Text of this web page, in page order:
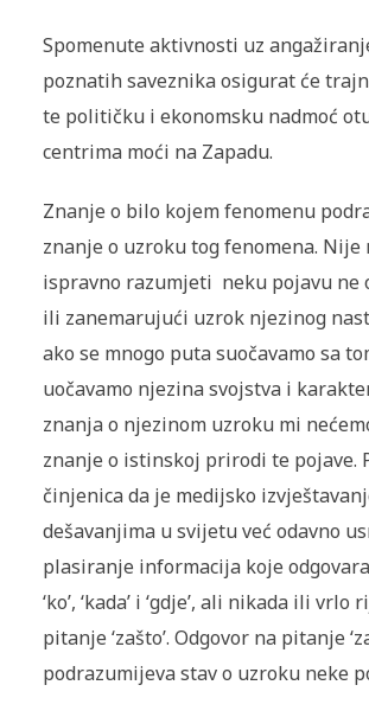
Spomenute aktivnosti uz
poznatih saveznika osigurat će
te političku i ekonomsku nadmoć
centrima moći na Zapadu.
Znanje o bilo kojem fenomenu
znanje o uzroku tog fenomena. Nije
ispravno razumjeti neku pojavu ne
ili zanemarujući uzrok njezinog
ako se mnogo puta suočavamo sa
uočavamo njezina svojstva i
znanja o njezinom uzroku mi
znanje o istinskoj prirodi te pojave.
činjenica da je medijsko
dešavanjima u svijetu već odavno
plasiranje informacija koje
‘ko’, ‘kada’ i ‘gdje’, ali nikada ili vrlo
pitanje ‘zašto’. Odgovor na pitanje
podrazumijeva stav o uzroku neke